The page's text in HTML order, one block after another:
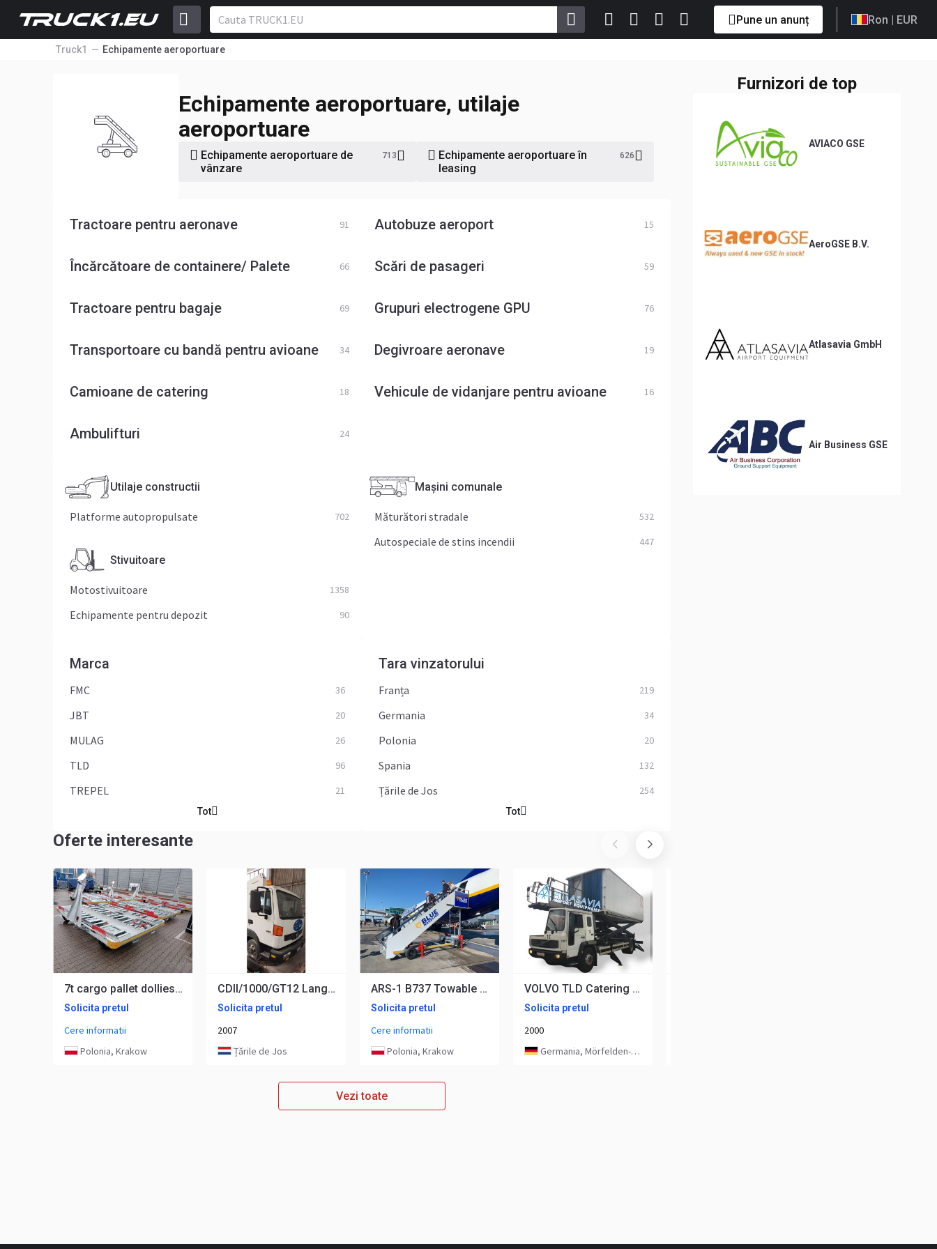
Pune un anunț Ron | EUR
Truck1 Echipamente aeroportuare
Echipamente aeroportuare, utilaje
aeroportuare
Echipamente aeroportuare de
vânzare
713
Echipamente aeroportuare în
leasing
626
Tractoare pentru aeronave 91
Încărcătoare de containere/ Palete 66
Tractoare pentru bagaje 69
Transportoare cu bandă pentru avioane 34
Camioane de catering 18
Ambulifturi 24
Autobuze aeroport 15
Scări de pasageri 59
Grupuri electrogene GPU 76
Degivroare aeronave 19
Vehicule de vidanjare pentru avioane 16
Utilaje constructii
Platforme autopropulsate 702
Stivuitoare
Motostivuitoare 1358
Echipamente pentru depozit 90
Maşini comunale
Măturători stradale 532
Autospeciale de stins incendii 447
Marca
FMC 36
JBT 20
MULAG 26
TLD 96
TREPEL 21
Tot
Tara vinzatorului
Franța 219
Germania 34
Polonia 20
Spania 132
Țările de Jos 254
Tot
Oferte interesante
7t cargo pallet dollies PD2008
Solicita pretul
Cere informatii
Polonia, Krakow
CDII/1000/GT12 Langa deicer
Solicita pretul
2007
Țările de Jos
ARS-1 B737 Towable Passenger Stairs
Solicita pretul
Cere informatii
Polonia, Krakow
VOLVO TLD Catering Truck
Solicita pretul
2000
Germania, Mörfelden-Walldorf
Vezi toate
Furnizori de top
AVIACO GSE
AeroGSE B.V.
Atlasavia GmbH
Air Business GSE